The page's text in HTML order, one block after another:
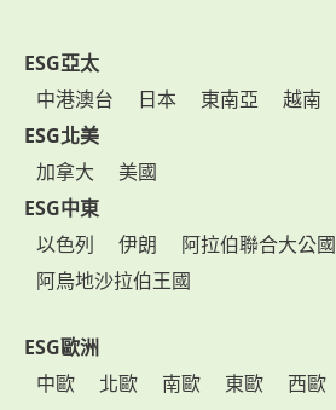
ESG亞太
中港澳台
日本 東南亞 越南
ESG北美
加拿大
美國
ESG中東
以色列
伊朗
阿拉伯聯合大公國
阿烏地沙拉伯王國
ESG歐洲
中歐
北歐 南歐 東歐 西歐